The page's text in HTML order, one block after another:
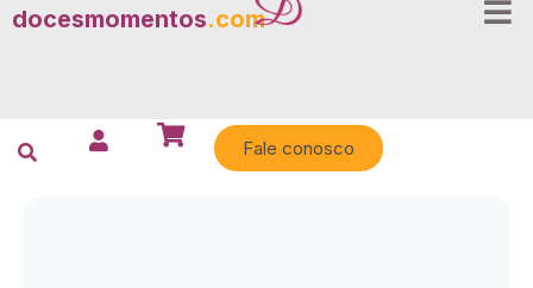
docesmomentos.com
Fale conosco